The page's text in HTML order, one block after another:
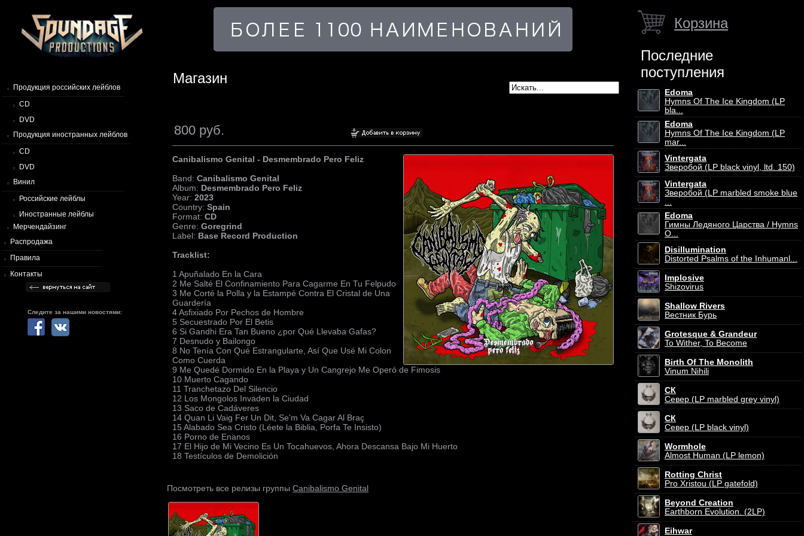
Продукция российских лейблов
CD
DVD
Продукция иностранных лейблов
CD
DVD
Винил
Российские лейблы
Иностранные лейблы
Мерчендайзинг
Распродажа
Правила
Контакты
Следите за нашими новостями:
Магазин
800 руб.
Canibalismo Genital - Desmembrado Pero Feliz
Band: Canibalismo Genital
Album: Desmembrado Pero Feliz
Year: 2023
Country: Spain
Format: CD
Genre: Goregrind
Label: Base Record Production
Tracklist:
1 Apuñalado En la Cara
2 Me Salté El Confinamiento Para Cagarme En Tu Felpudo
3 Me Corté la Polla y la Estampé Contra El Cristal de Una
Guardería
4 Asfixiado Por Pechos de Hombre
5 Secuestrado Por El Betis
6 Si Gandhi Era Tan Bueno ¿por Qué Llevaba Gafas?
7 Desnudo y Bailongo
8 No Tenía Con Qué Estrangularte, Así Que Usé Mi Colon
Como Cuerda
9 Me Quedé Dormido En la Playa y Un Cangrejo Me Operó de Fimosis
10 Muerto Cagando
11 Tranchetazo Del Silencio
12 Los Mongolos Invaden la Ciudad
13 Saco de Cadáveres
14 Quan Li Vaig Fer Un Dit, Se'm Va Cagar Al Braç
15 Alabado Sea Cristo (Léete la Biblia, Porfa Te Insisto)
16 Porno de Enanos
17 El Hijo de Mi Vecino Es Un Tocahuevos, Ahora Descansa Bajo Mi Huerto
18 Testículos de Demolición
Посмотреть все релизы группы Canibalismo Genital
Корзина
Последние
поступления
Edoma
Hymns Of The Ice Kingdom (LP
bla...
Edoma
Hymns Of The Ice Kingdom (LP
mar...
Vintergata
Зверобой (LP black vinyl, ltd. 150)
Vintergata
Зверобой (LP marbled smoke blue
...
Edoma
Гимны Ледяного Царства / Hymns
O...
Disillumination
Distorted Psalms of the Inhumanl...
Implosive
Shizovirus
Shallow Rivers
Вестник Бурь
Grotesque & Grandeur
To Wither, To Become
Birth Of The Monolith
Vinum Nihili
СК
Север (LP marbled grey vinyl)
СК
Север (LP black vinyl)
Wormhole
Almost Human (LP lemon)
Rotting Christ
Pro Xristou (LP gatefold)
Beyond Creation
Earthborn Evolution. (2LP)
Eihwar